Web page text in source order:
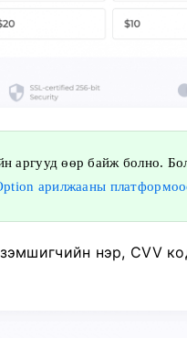
аргууд өөр байж болно.
арилжааны
нэр, CVV